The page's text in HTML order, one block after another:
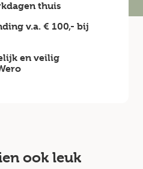
thuis
v.a. € 100,- bij
en veilig
ook leuk